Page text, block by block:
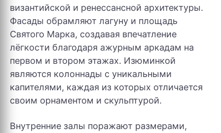
византийской и ренессансной архитектуры.
Фасады обрамляют лагуну и площадь
Святого Марка, создавая впечатление
лёгкости благодаря ажурным аркадам на
первом и втором этажах. Изюминкой
являются колоннады с уникальными
капителями, каждая из которых отличается
своим орнаментом и скульптурой.
Внутренние залы поражают размерами,